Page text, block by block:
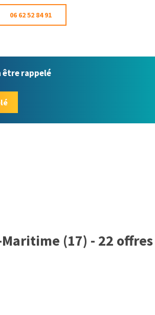
06 62 52 84 91
être rappelé
(17) - 22 offres